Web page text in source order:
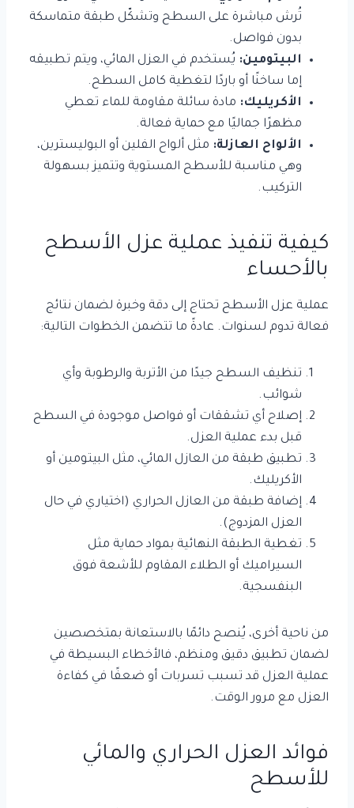
تُرش مباشرة على السطح وتشكّل طبقة متماسكة
بدون فواصل.
البيتومين: يُستخدم في العزل المائي، ويتم تطبيقه
إما ساخنًا أو باردًا لتغطية كامل السطح.
الأكريليك: مادة سائلة مقاومة للماء تعطي
مظهرًا جماليًا مع حماية فعالة.
الألواح العازلة: مثل ألواح الفلين أو البوليسترين،
وهي مناسبة للأسطح المستوية وتتميز بسهولة
التركيب.
كيفية تنفيذ عملية عزل الأسطح
بالأحساء
عملية عزل الأسطح تحتاج إلى دقة وخبرة لضمان نتائج
فعالة تدوم لسنوات. عادةً ما تتضمن الخطوات التالية:
تنظيف السطح جيدًا من الأتربة والرطوبة وأي
شوائب.
إصلاح أي تشققات أو فواصل موجودة في السطح
قبل بدء عملية العزل.
تطبيق طبقة من العازل المائي، مثل البيتومين أو
الأكريليك.
إضافة طبقة من العازل الحراري (اختياري في حال
العزل المزدوج).
تغطية الطبقة النهائية بمواد حماية مثل
السيراميك أو الطلاء المقاوم للأشعة فوق
البنفسجية.
من ناحية أخرى، يُنصح دائمًا بالاستعانة بمتخصصين
لضمان تطبيق دقيق ومنظم، فالأخطاء البسيطة في
عملية العزل قد تسبب تسربات أو ضعفًا في كفاءة
العزل مع مرور الوقت.
فوائد العزل الحراري والمائي
للأسطح